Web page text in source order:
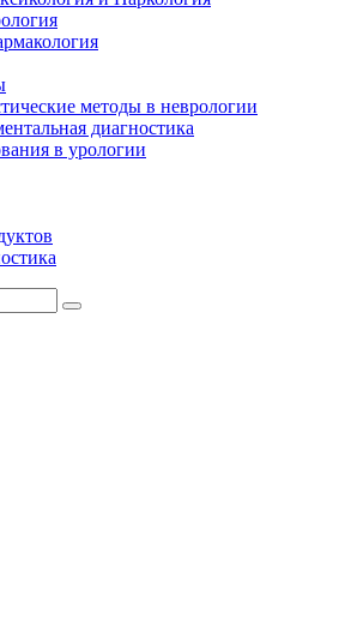
методы в неврологии
диагностика
в урологии